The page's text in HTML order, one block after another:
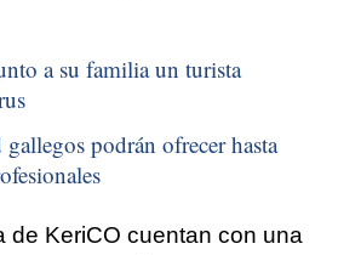
a su familia un turista
podrán ofrecer hasta
de KeriCO cuentan con una